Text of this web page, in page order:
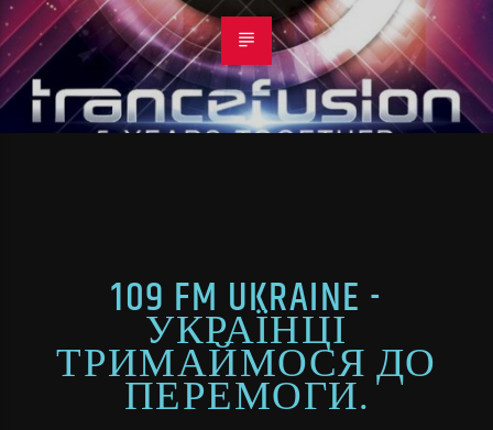
109 FM UKRAINE -
УКРАЇНЦІ
ТРИМАЙМОСЯ ДО
ПЕРЕМОГИ.